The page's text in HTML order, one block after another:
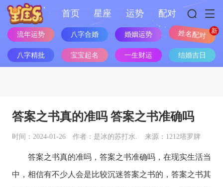
首页 星座 运势 配对
流年运势 八字合婚 婚姻运势 姓名配对
八字精批 宝宝起名 一生财运 结婚吉日
答案之书真的准吗 答案之书准确吗
时间：2024-01-26 作者：是冰的苏打水. 来源：1212塔罗牌
答案之书真的准吗，答案之书准确吗，在现实生活当
中，相信有不少人会是比较沉迷答案之书的，答案之书其